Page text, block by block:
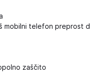
mobilni telefon preprost
zaščito